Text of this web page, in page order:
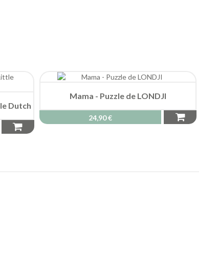
Dutch
Mama - Puzzle de LONDJI
24,90 €